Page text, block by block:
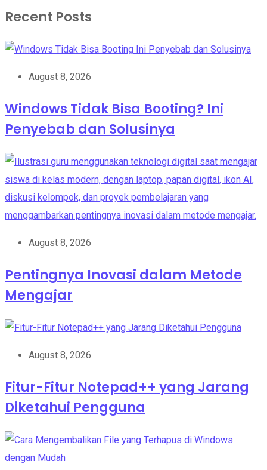
Recent Posts
August 8, 2026
Windows Tidak Bisa Booting? Ini
Penyebab dan Solusinya
August 8, 2026
Pentingnya Inovasi dalam Metode
Mengajar
August 8, 2026
Fitur-Fitur Notepad++ yang Jarang
Diketahui Pengguna